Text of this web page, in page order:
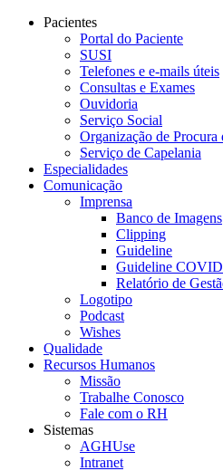
Pacientes
Portal do Paciente
SUSI
Telefones e e-mails úteis
Consultas e Exames
Ouvidoria
Serviço Social
Organização de Procura
Serviço de Capelania
Especialidades
Comunicação
Imprensa
Banco de Imagens
Clipping
Guideline
Guideline
Relatório de
Logotipo
Podcast
Wishes
Qualidade
Recursos Humanos
Missão
Trabalhe Conosco
Fale com o RH
Sistemas
AGHUse
Intranet